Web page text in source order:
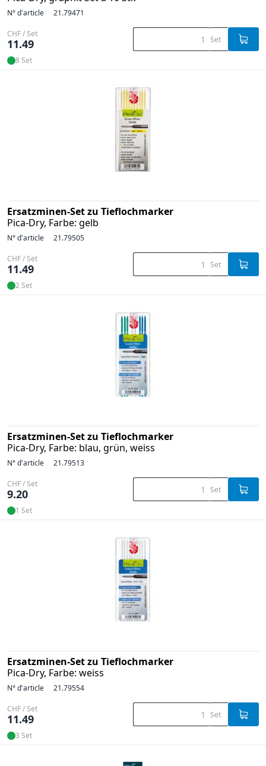
N° d'article 21.79471
CHF / Set
11.49 Set
8 Set
Ersatzminen-Set zu Tieflochmarker
Pica-Dry, Farbe: gelb
N° d'article 21.79505
CHF / Set
11.49 Set
2 Set
Ersatzminen-Set zu Tieflochmarker
Pica-Dry, Farbe: blau, grün, weiss
N° d'article 21.79513
CHF / Set
9.20 Set
1 Set
Ersatzminen-Set zu Tieflochmarker
Pica-Dry, Farbe: weiss
N° d'article 21.79554
CHF / Set
11.49 Set
3 Set